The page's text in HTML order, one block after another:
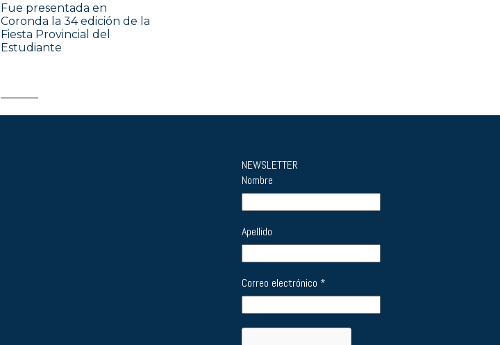
Fue presentada en
Coronda la 34 edición de la
Fiesta Provincial del
Estudiante
NEWSLETTER
Nombre
Apellido
Correo electrónico *